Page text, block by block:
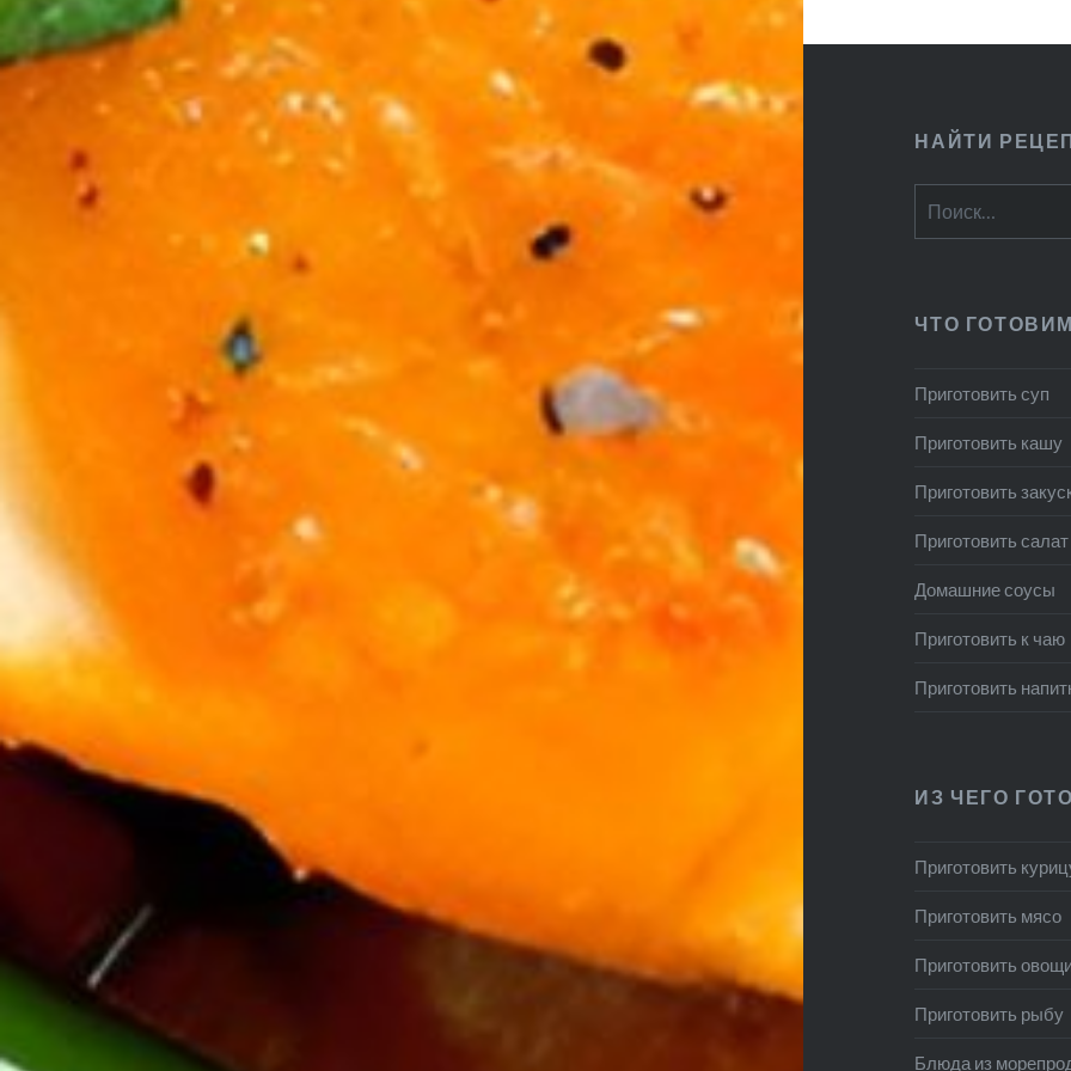
НАЙТИ
ЧТО
Приготовить суп
Приготовить кашу
Приготовить
Приготовить салат
Домашние соусы
Приготовить к чаю
Приготовить
ИЗ ЧЕГО
Приготовить
Приготовить мясо
Приготовить
Приготовить рыбу
Блюда из